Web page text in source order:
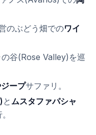
のぶどう畑でのワイ
谷(Rose Valley)を巡
ープサファリ。
と ムスタファパシャ